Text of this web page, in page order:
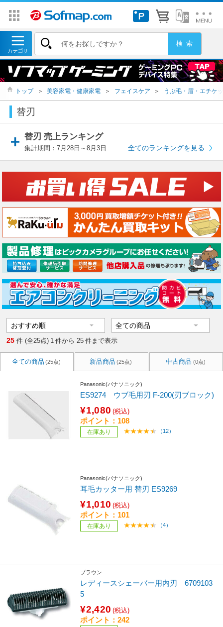
トップ ＞ 美容家電・健康家電 ＞ フェイスケア ＞ うぶ毛・眉・エチケ
替刃
替刃 売上ランキング
集計期間：7月28日～8月3日 全てのランキングを見る
25 件 (全25点) 1 件から 25 件まで表示
全ての商品 (25点) 新品商品 (25点) 中古商品 (0点)
Panasonic(パナソニック)
ES9274 ウブ毛用刃 F-200(刃ブロック)
¥1,080 (税込)
ポイント：108
在庫あり （12）
Panasonic(パナソニック)
耳毛カッター用 替刃 ES9269
¥1,010 (税込)
ポイント：101
在庫あり （4）
ブラウン
レディースシェーバー用内刃 6709103
5
¥2,420 (税込)
ポイント：242